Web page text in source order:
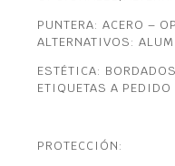
PUNTERA: ACERO –
ALTERNATIVOS:
ESTÉTICA:
ETIQUETAS A PEDIDO
PROTECCIÓN: